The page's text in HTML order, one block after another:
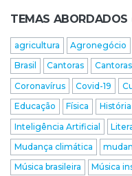
TEMAS ABORDADOS
agricultura Agronegócio
Brasil
Cantoras
Coronavírus
Covid-19
Educação
Física História
Inteligência Artificial
Mudança climática
Música brasileira
Música